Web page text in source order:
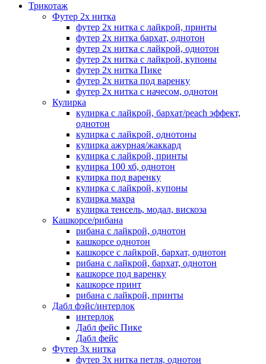
Трикотаж
Футер 2х нитка
футер 2х нитка с лайкрой, принты
футер 2х нитка бархат, однотон
футер 2х нитка с лайкрой, однотон
футер 2х нитка с лайкрой, купоны
футер 2х нитка Пике
футер 2х нитка под варенку
футер 2х нитка с начесом, однотон
Кулирка
кулирка с лайкрой, бархат/peach эффект,
однотон
кулирка с лайкрой, однотоны
кулирка ажурная/жаккард
кулирка с лайкрой, принты
кулирка 100 хб, однотон
кулирка под варенку
кулирка с лайкрой, купоны
кулирка махра
кулирка тенсель, модал, вискоза
Кашкорсе/рибана
рибана с лайкрой, однотон
кашкорсе однотон
кашкорсе с лайкрой, бархат, однотон
рибана с лайкрой, бархат, однотон
кашкорсе под варенку
кашкорсе принт
рибана с лайкрой, принты
Дабл фэйс/интерлок
интерлок
Дабл фейс Пике
Дабл фейс
Футер 3х нитка
футер 3х нитка петля, однотон